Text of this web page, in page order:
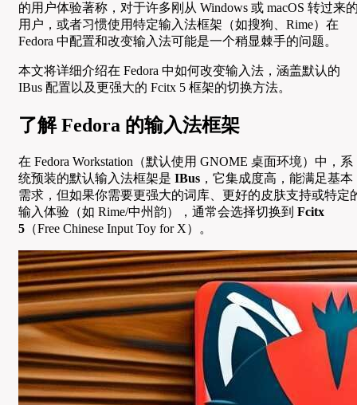
的用户体验著称，对于许多刚从 Windows 或 macOS 转过来
用户，或者习惯使用特定输入法框架（如搜狗、Rime）在
Fedora 中配置和改变输入法可能是一个稍显棘手的问题。
本文将详细介绍在 Fedora 中如何改变输入法，涵盖默认的
IBus 配置以及更强大的 Fcitx 5 框架的切换方法。
了解 Fedora 的输入法框架
在 Fedora Workstation（默认使用 GNOME 桌面环境）中，系
统预装的默认输入法框架是 IBus ，它集成度高，能满足基本
需求，但如果你需要更强大的词库、更好的皮肤支持或特定
输入体验（如 Rime/中州韵），通常会选择切换到 Fcitx
5 （Free Chinese Input Toy for X）。